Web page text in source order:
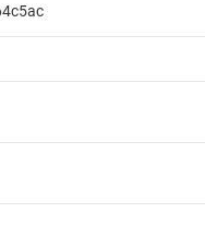
除權合理例外情事適用